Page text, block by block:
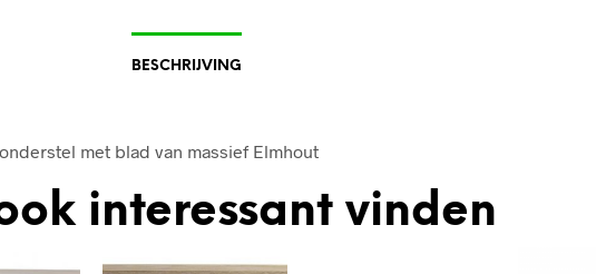
BESCHRIJVING
met blad van massief Elmhout
interessant vinden